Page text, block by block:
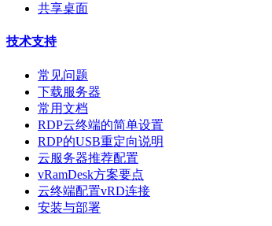
共享桌面
技术支持
常见问题
下载服务器
常用文档
RDP云终端的简单设置
RDP的USB重定向说明
云服务器推荐配置
vRamDesk方案要点
云终端配置vRD连接
安装与部署